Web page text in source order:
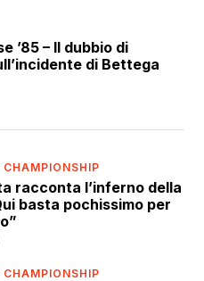
’85 – Il dubbio di
di Bettega
racconta l’inferno della
basta pochissimo per